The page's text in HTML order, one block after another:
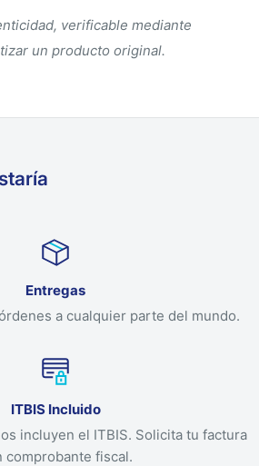
verificable mediante
un producto original.
Entregas
a cualquier parte del mundo.
ITBIS Incluido
incluyen el ITBIS. Solicita tu factura
comprobante fiscal.